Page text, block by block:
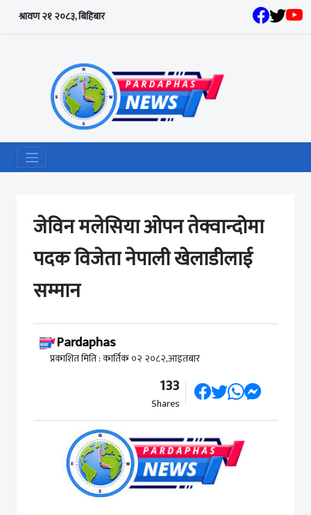
श्रावण २१ २०८३, बिहिबार
जेविन मलेसिया ओपन तेक्वान्दोमा
पदक विजेता नेपाली खेलाडीलाई
सम्मान
Pardaphas
प्रकाशित मिति : कार्तिक ०२ २०८२,आइतबार
133
Shares